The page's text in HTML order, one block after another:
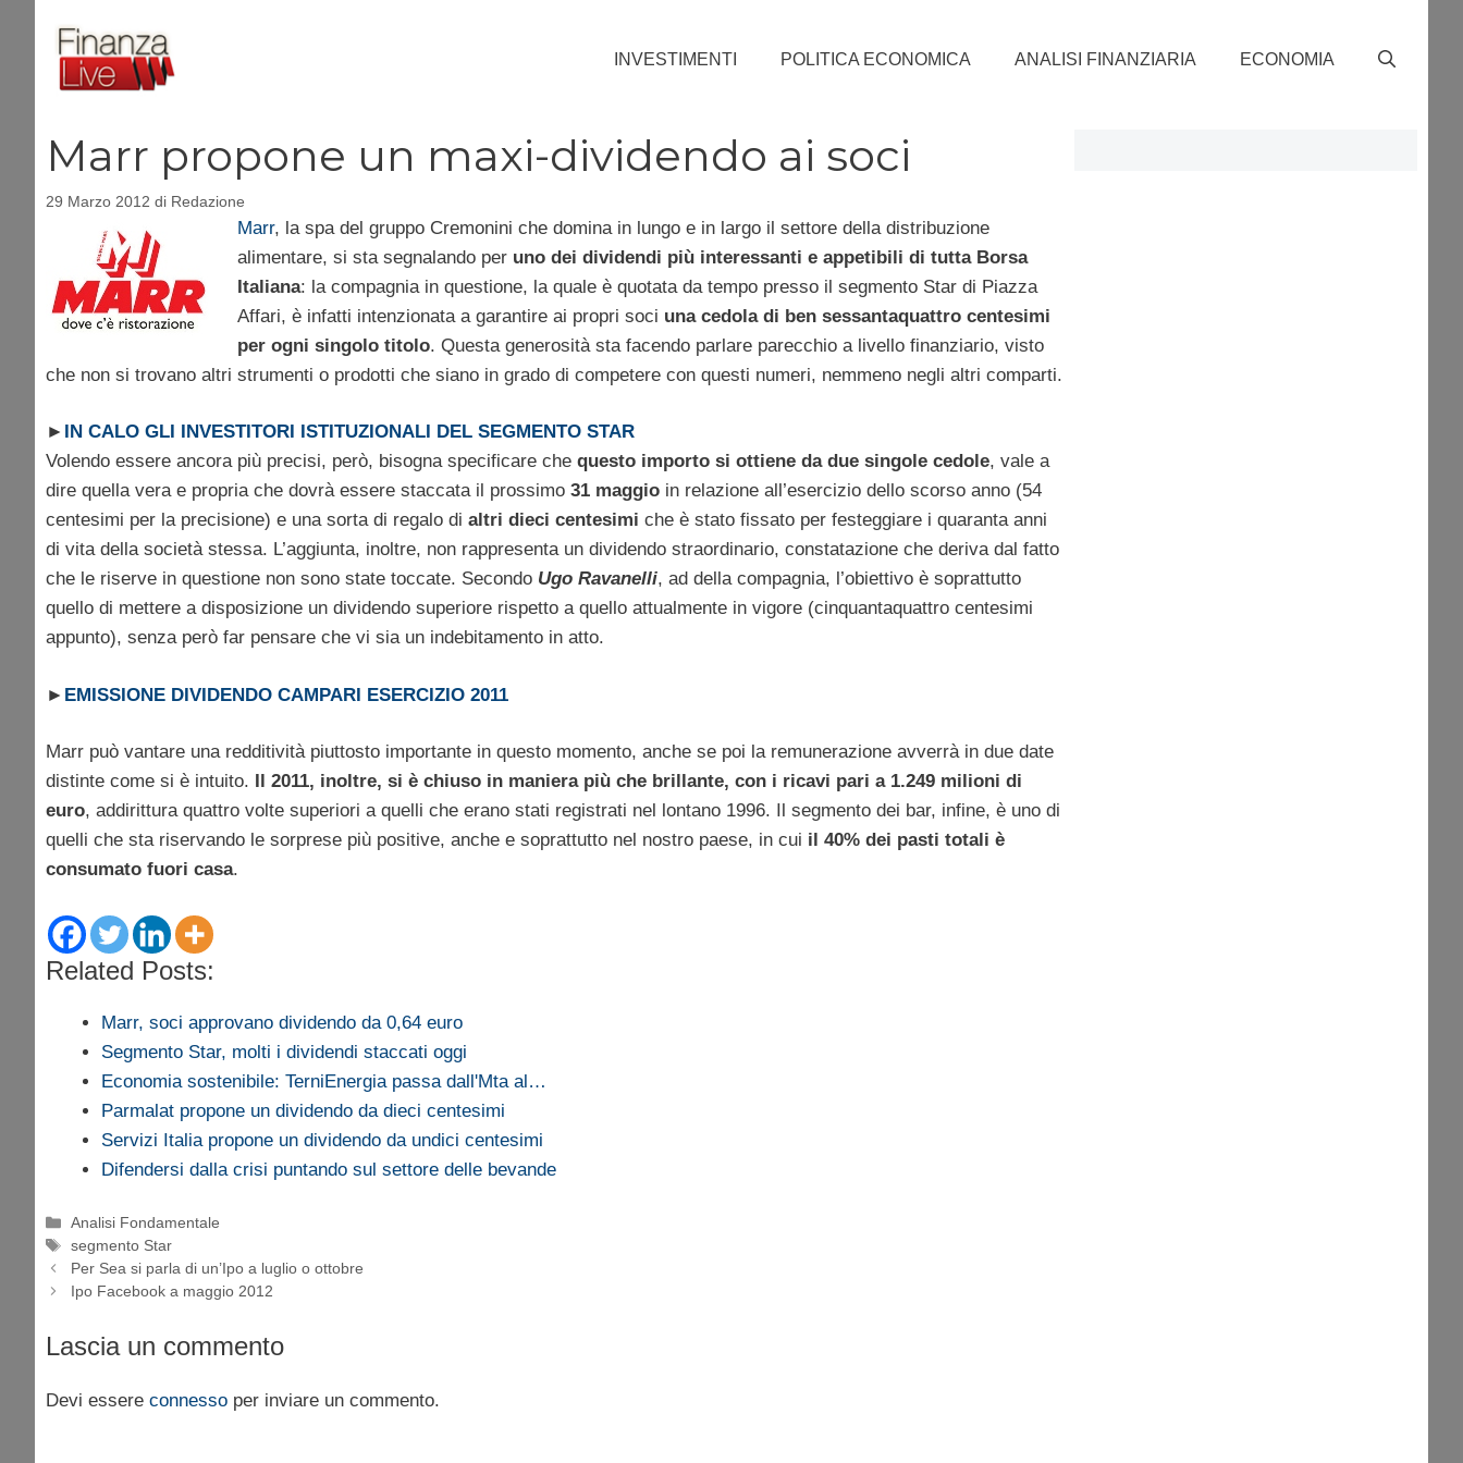
contenuto
INVESTIMENTI POLITICA ECONOMICA ANALISI FINANZIARIA ECONOMIA
Marr propone un maxi-dividendo ai soci
29 Marzo 2012 di Redazione
Marr, la spa del gruppo Cremonini che domina in lungo e in largo il settore della distribuzione
alimentare, si sta segnalando per uno dei dividendi più interessanti e appetibili di tutta Borsa
Italiana: la compagnia in questione, la quale è quotata da tempo presso il segmento Star di Piazza
Affari, è infatti intenzionata a garantire ai propri soci una cedola di ben sessantaquattro centesimi
per ogni singolo titolo. Questa generosità sta facendo parlare parecchio a livello finanziario, visto
che non si trovano altri strumenti o prodotti che siano in grado di competere con questi numeri, nemmeno negli altri comparti.
►
IN CALO GLI INVESTITORI ISTITUZIONALI DEL SEGMENTO STAR
Volendo essere ancora più precisi, però, bisogna specificare che questo importo si ottiene da due singole cedole, vale a
dire quella vera e propria che dovrà essere staccata il prossimo 31 maggio in relazione all’esercizio dello scorso anno (54
centesimi per la precisione) e una sorta di regalo di altri dieci centesimi che è stato fissato per festeggiare i quaranta anni
di vita della società stessa. L’aggiunta, inoltre, non rappresenta un dividendo straordinario, constatazione che deriva dal fatto
che le riserve in questione non sono state toccate. Secondo Ugo Ravanelli, ad della compagnia, l’obiettivo è soprattutto
quello di mettere a disposizione un dividendo superiore rispetto a quello attualmente in vigore (cinquantaquattro centesimi
appunto), senza però far pensare che vi sia un indebitamento in atto.
► EMISSIONE DIVIDENDO CAMPARI ESERCIZIO 2011
Marr può vantare una redditività piuttosto importante in questo momento, anche se poi la remunerazione avverrà in due date
distinte come si è intuito.
Il 2011, inoltre, si è chiuso in maniera più che brillante, con i ricavi pari a 1.249 milioni di
euro, addirittura quattro volte superiori a quelli che erano stati registrati nel lontano 1996. Il segmento dei bar, infine, è uno di
quelli che sta riservando le sorprese più positive, anche e soprattutto nel nostro paese, in cui il 40% dei pasti totali è
consumato fuori casa.
Related Posts:
Marr, soci approvano dividendo da 0,64 euro
Segmento Star, molti i dividendi staccati oggi
Economia sostenibile: TerniEnergia passa dall'Mta al…
Parmalat propone un dividendo da dieci centesimi
Servizi Italia propone un dividendo da undici centesimi
Difendersi dalla crisi puntando sul settore delle bevande
Categorie
Analisi Fondamentale
Tag
segmento Star
Per Sea si parla di un’Ipo a luglio o ottobre
Ipo Facebook a maggio 2012
Lascia un commento
Devi essere connesso per inviare un commento.